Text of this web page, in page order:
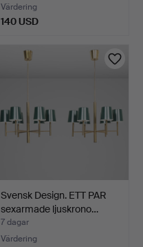
Värdering
140 USD
Svensk Design. ETT PAR
sexarmade ljuskrono…
7 dagar
Värdering